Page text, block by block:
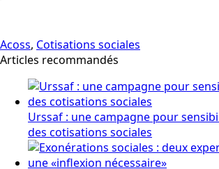
Acoss, Cotisations sociales
Articles recommandés
Urssaf : une campagne pour
des cotisations sociales